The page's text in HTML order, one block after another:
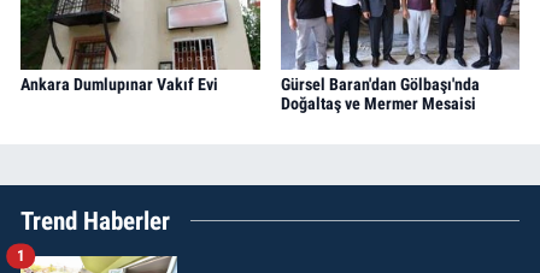
Ankara Dumlupınar Vakıf Evi
Gürsel Baran'dan Gölbaşı'nda
Doğaltaş ve Mermer Mesaisi
Trend Haberler
1